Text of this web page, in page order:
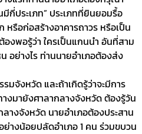
กี่ประเภท” ประเภทที่ยินยอมรื้อ
รือก่อสร้างอาคารถาวร หรือเป็น
งพอรู้ว่า ใครเป็นแกนนำ อันที่สาม
อย่างไร ท่านนายอำเภอต้องส่ง
มจังหวัด และถ้าเกิดรู้ว่าจะมีการ
งมายังศาลากลางจังหวัด ต้องรู้วัน
ลางจังหวัด นายอำเภอต้องประสาน
างน้อยปลัดอำเภอ 1 คน ร่วมขบวน